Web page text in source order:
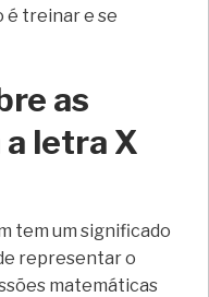
é treinar e se
as
letra X
tem um significado
representar o
matemáticas